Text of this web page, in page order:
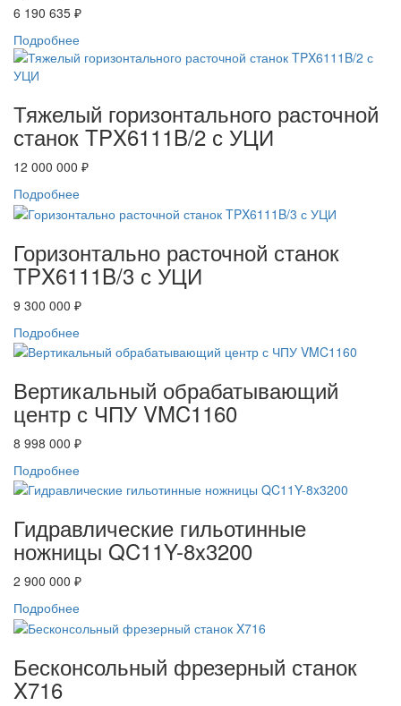
6 190 635 ₽
Подробнее
Тяжелый горизонтального расточной
станок TPX6111B/2 с УЦИ
12 000 000 ₽
Подробнее
Горизонтально расточной станок
TPX6111B/3 с УЦИ
9 300 000 ₽
Подробнее
Вертикальный обрабатывающий
центр с ЧПУ VMC1160
8 998 000 ₽
Подробнее
Гидравлические гильотинные
ножницы QC11Y-8x3200
2 900 000 ₽
Подробнее
Бесконсольный фрезерный станок
X716